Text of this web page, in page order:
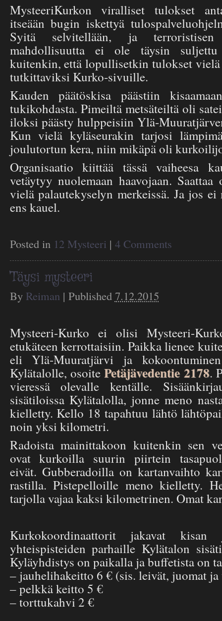
MysteeriKurkon viralliset tulokset
itseään bugin iskettyä
Syitä selvitellään, ja terroristisen
mahdollisuutta ei ole täysin
kuitenkin, että lopullisetkin tulokset vielä
tutkittaviksi Kurko-sivuille.
Kauden päätöskisa päästiin
tukikohdasta. Pimeiltä metsäteiltä oli
iloksi päästy hulppeisiin Ylä-
Kun vielä kyläseurakin tarjosi
joulutortun kera, niin mikäpä oli
Organisaatio kiittää tässä vaiheesa
vetäytyy nuolemaan haavojaan. Saattaa
vielä palautekyselyn merkeissä. Ja jos
ens kauel.
Posted in 12 Mysteeri | 4 Comments
Täysi mysteeri
By Reiman | Published 7.12.2015
Mysteeri-Kurko ei olisi Mysteeri-
etukäteen kerrottaisiin. Paikka lienee
eli Ylä-Muuratjärvi ja
Kylätalolle, osoitePetäjävedentie 2178.
vieressä olevalle kentälle.
sisätiloissa Kylätalolla, jonne meno
kielletty. Kello 18 tapahtuu lähtö
noin yksi kilometri.
Radoista mainittakoon kuitenkin sen
ovat kurkoilla suurin piirtein
eivät. Gubberadoilla on kartanvaihto
rastilla. Pistepelloille meno kielletty.
tarjolla vajaa kaksi kilometrinen. Omat
Kurkokoordinaattorit jakavat kisan
yhteispisteiden parhaille Kylätalon
Kyläyhdistys on paikalla ja buffetista on
– jauhelihakeitto 6 € (sis. leivät, juomat
– pelkkä keitto 5 €
– torttukahvi 2 €